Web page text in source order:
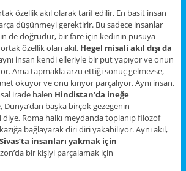
özellik akıl olarak tarif edilir. En basit insan
düşünmeyi gerektirir. Bu sadece insanlar
de doğrudur, bir fare için kedinin pusuya
özellik olan akıl, Hegel misali akıl dışı da
aynı insan kendi elleriyle bir put yapıyor ve onun
Ama tapmakla arzu ettiği sonuç gelmezse,
okuyor ve onu kırıyor parçalıyor. Aynı insan,
irade halen Hindistan’da ineğe
Dünya’dan başka birçok gezegenin
Roma halkı meydanda toplanıp filozof
bağlayarak diri diri yakabiliyor. Aynı akıl,
Sivas’ta insanları yakmak için
bir kişiyi parçalamak için